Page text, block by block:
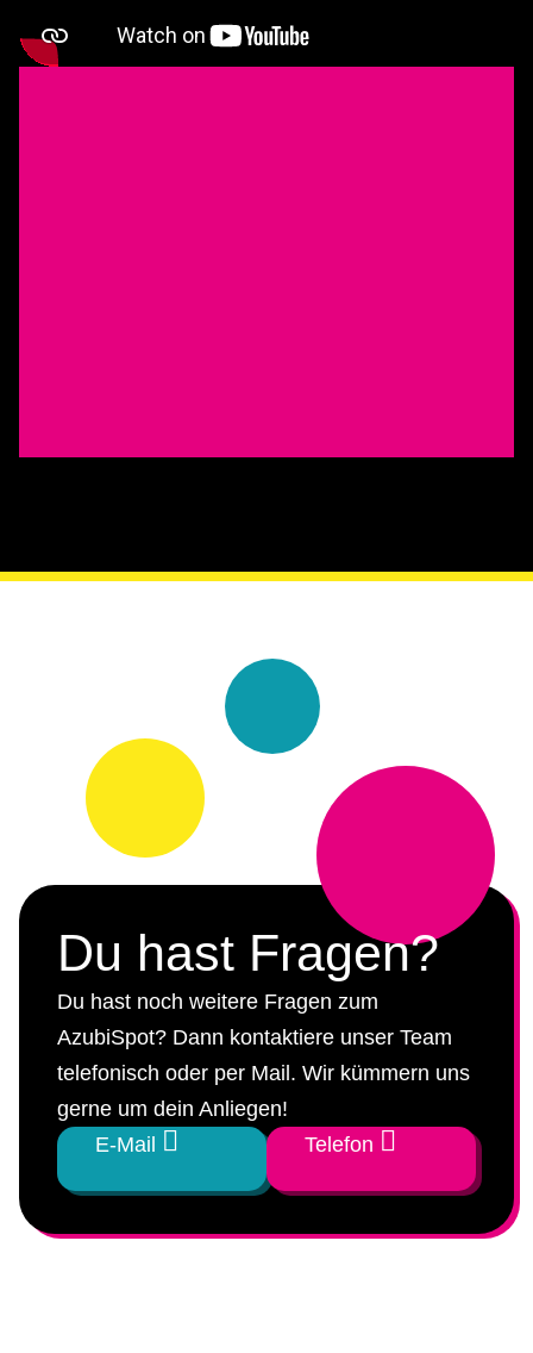
Du hast Fragen?
Du hast noch weitere Fragen zum
AzubiSpot? Dann kontaktiere unser Team
telefonisch oder per Mail. Wir kümmern uns
gerne um dein Anliegen!
E-Mail
Telefon